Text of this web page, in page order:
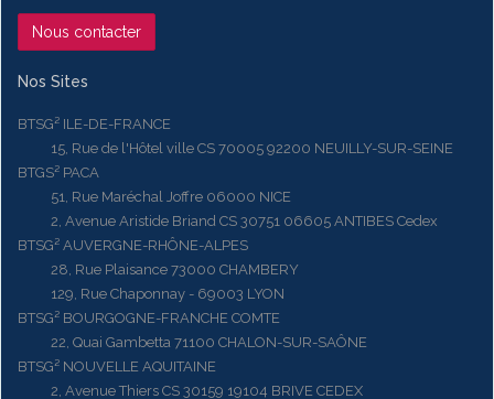
Nous contacter
Nos Sites
BTSG² ILE-DE-FRANCE
15, Rue de l'Hôtel ville CS 70005 92200 NEUILLY-SUR-SEINE
BTGS² PACA
51, Rue Maréchal Joffre 06000 NICE
2, Avenue Aristide Briand CS 30751 06605 ANTIBES Cedex
BTSG² AUVERGNE-RHÔNE-ALPES
28, Rue Plaisance 73000 CHAMBERY
129, Rue Chaponnay - 69003 LYON
BTSG² BOURGOGNE-FRANCHE COMTE
22, Quai Gambetta 71100 CHALON-SUR-SAÔNE
BTSG² NOUVELLE AQUITAINE
2, Avenue Thiers CS 30159 19104 BRIVE CEDEX